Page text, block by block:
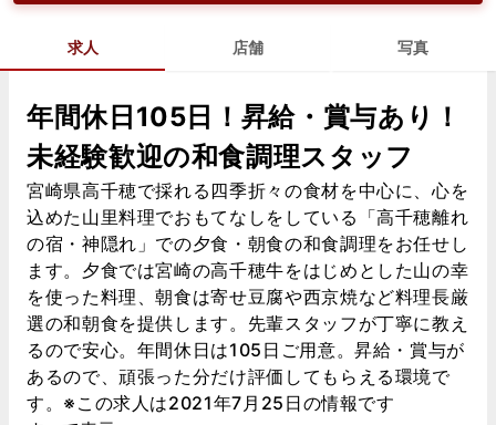
求人 店舗 写真
年間休日105日！昇給・賞与あり！
未経験歓迎の和食調理スタッフ
宮崎県高千穂で採れる四季折々の食材を中心に、心を
込めた山里料理でおもてなしをしている「高千穂離れ
の宿・神隠れ」での夕食・朝食の和食調理をお任せし
ます。夕食では宮崎の高千穂牛をはじめとした山の幸
を使った料理、朝食は寄せ豆腐や西京焼など料理長厳
選の和朝食を提供します。先輩スタッフが丁寧に教え
るので安心。年間休日は105日ご用意。昇給・賞与が
あるので、頑張った分だけ評価してもらえる環境で
す。※この求人は2021年7月25日の情報です